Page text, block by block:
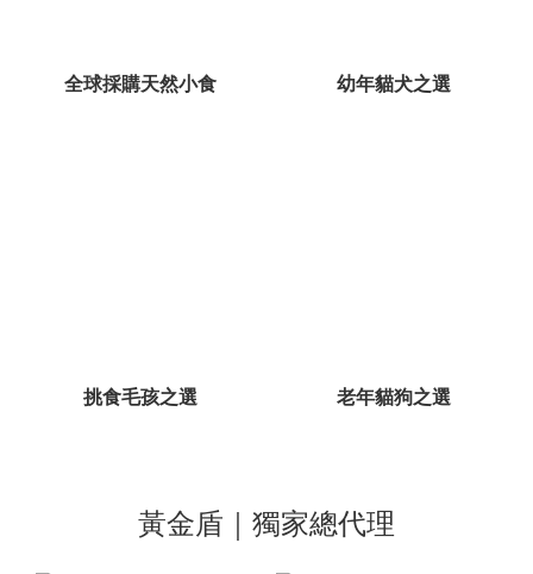
全球採購天然小食 幼年貓犬之選
挑食毛孩之選 老年貓狗之選
黃金盾｜獨家總代理